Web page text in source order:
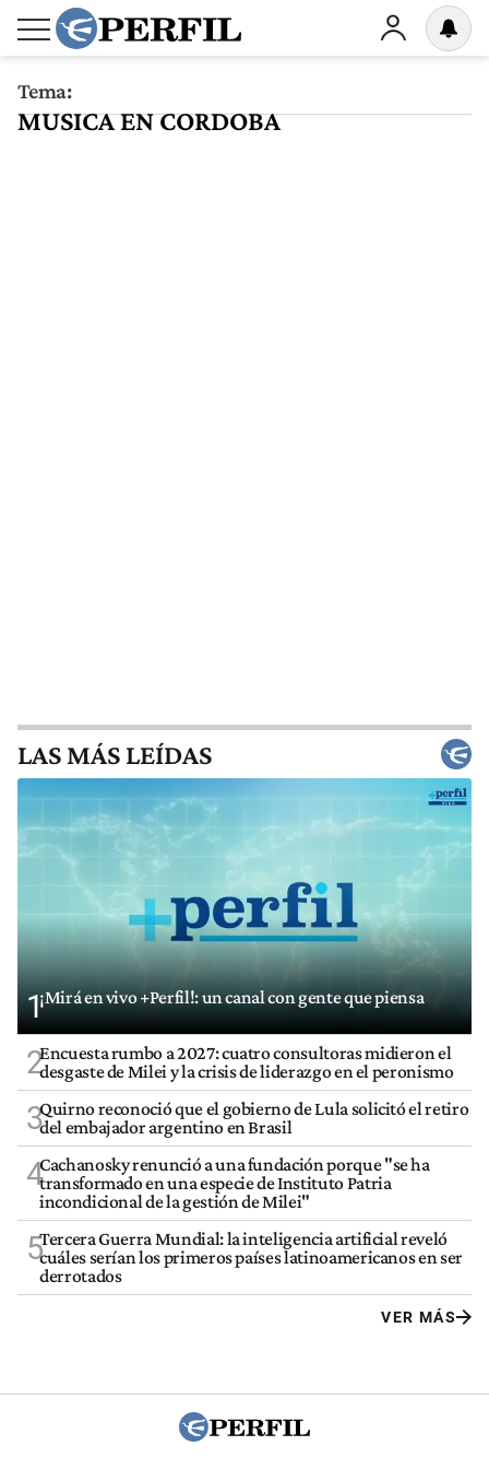
Tema:
MUSICA EN CORDOBA
LAS MÁS LEÍDAS
1¡Mirá en vivo +Perfil!: un canal con gente que piensa
2Encuesta rumbo a 2027: cuatro consultoras midieron el
desgaste de Milei y la crisis de liderazgo en el peronismo
3Quirno reconoció que el gobierno de Lula solicitó el retiro
del embajador argentino en Brasil
4Cachanosky renunció a una fundación porque "se ha
transformado en una especie de Instituto Patria
incondicional de la gestión de Milei"
5Tercera Guerra Mundial: la inteligencia artificial reveló
cuáles serían los primeros países latinoamericanos en ser
derrotados
VER MÁS